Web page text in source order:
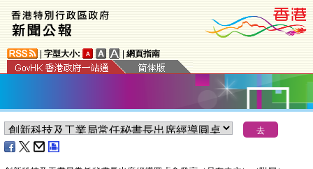
字型大小: 網頁指南